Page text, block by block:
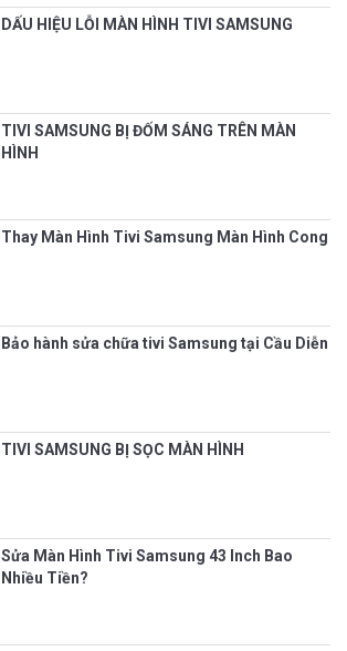
DẤU HIỆU LỖI MÀN HÌNH TIVI SAMSUNG
TIVI SAMSUNG BỊ ĐỐM SÁNG TRÊN MÀN
HÌNH
Thay Màn Hình Tivi Samsung Màn Hình Cong
Bảo hành sửa chữa tivi Samsung tại Cầu Diễn
TIVI SAMSUNG BỊ SỌC MÀN HÌNH
Sửa Màn Hình Tivi Samsung 43 Inch Bao
Nhiều Tiền?